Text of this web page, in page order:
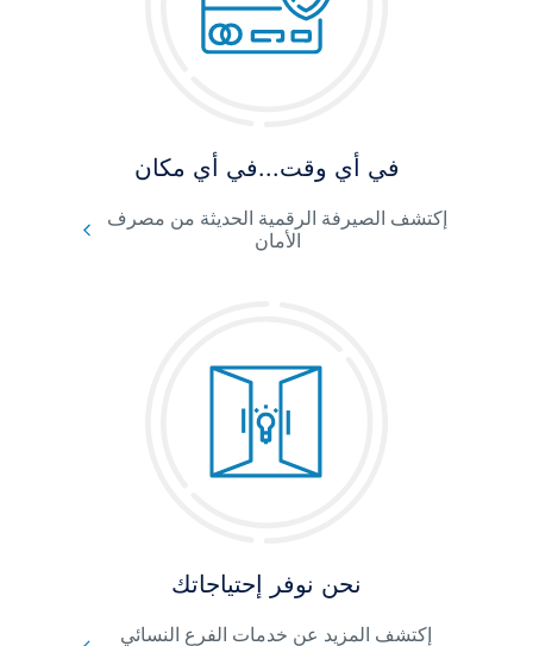
في أي وقت...في أي مكان
إكتشف الصيرفة الرقمية الحديثة من مصرف
الأمان
نحن نوفر إحتياجاتك
إكتشف المزيد عن خدمات الفرع النسائي